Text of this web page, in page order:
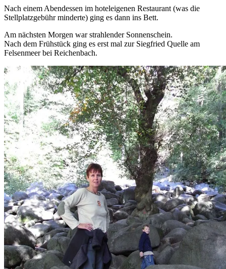
Nach einem Abendessen im hoteleigenen Restaurant (was die
Stellplatzgebühr minderte) ging es dann ins Bett.
Am nächsten Morgen war strahlender Sonnenschein.
Nach dem Frühstück ging es erst mal zur Siegfried Quelle am
Felsenmeer bei Reichenbach.